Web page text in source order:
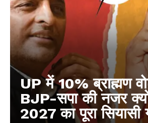
UP में 10% ब्राह्मण
BJP-सपा की नजर
2027 का पूरा सियासी